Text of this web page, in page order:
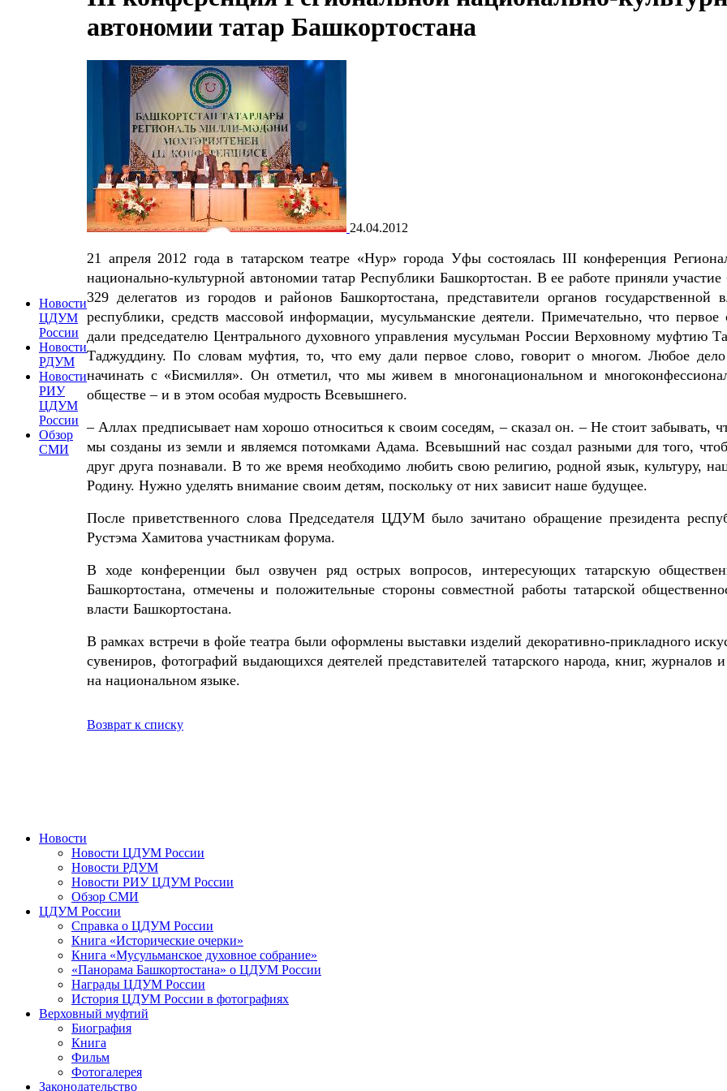
Новости
ЦДУМ
России
Новости
РДУМ
Новости
РИУ
ЦДУМ
России
Обзор
СМИ
автономии татар Башкортостана
24.04.2012
21 апреля 2012 года в татарском театре «Нур» города Уфы состоялась III конференция
национально-культурной автономии татар Республики Башкортостан. В ее работе приняли участие
329 делегатов из городов и районов Башкортостана, представители органов государственной
республики, средств массовой информации, мусульманские деятели. Примечательно, что первое
дали председателю Центрального духовного управления мусульман России Верховному муфтию
Таджуддину. По словам муфтия, то, что ему дали первое слово, говорит о многом. Любое
начинать с «Бисмилля». Он отметил, что мы живем в многонациональном и
обществе – и в этом особая мудрость Всевышнего.
– Аллах предписывает нам хорошо относиться к своим соседям, – сказал он. – Не стоит забывать,
мы созданы из земли и являемся потомками Адама. Всевышний нас создал разными для того,
друг друга познавали. В то же время необходимо любить свою религию, родной язык, культуру,
Родину. Нужно уделять внимание своим детям, поскольку от них зависит наше будущее.
После приветственного слова Председателя ЦДУМ было зачитано обращение президента
Рустэма Хамитова участникам форума.
В ходе конференции был озвучен ряд острых вопросов, интересующих татарскую
Башкортостана, отмечены и положительные стороны совместной работы татарской
власти Башкортостана.
В рамках встречи в фойе театра были оформлены выставки изделий декоративно-прикладного
сувениров, фотографий выдающихся деятелей представителей татарского народа, книг, журналов и
на национальном языке.
Возврат к списку
Новости
Новости ЦДУМ России
Новости РДУМ
Новости РИУ ЦДУМ России
Обзор СМИ
ЦДУМ России
Справка о ЦДУМ России
Книга «Исторические очерки»
Книга «Мусульманское духовное собрание»
«Панорама Башкортостана» о ЦДУМ России
Награды ЦДУМ России
История ЦДУМ России в фотографиях
Верховный муфтий
Биография
Книга
Фильм
Фотогалерея
Законодательство